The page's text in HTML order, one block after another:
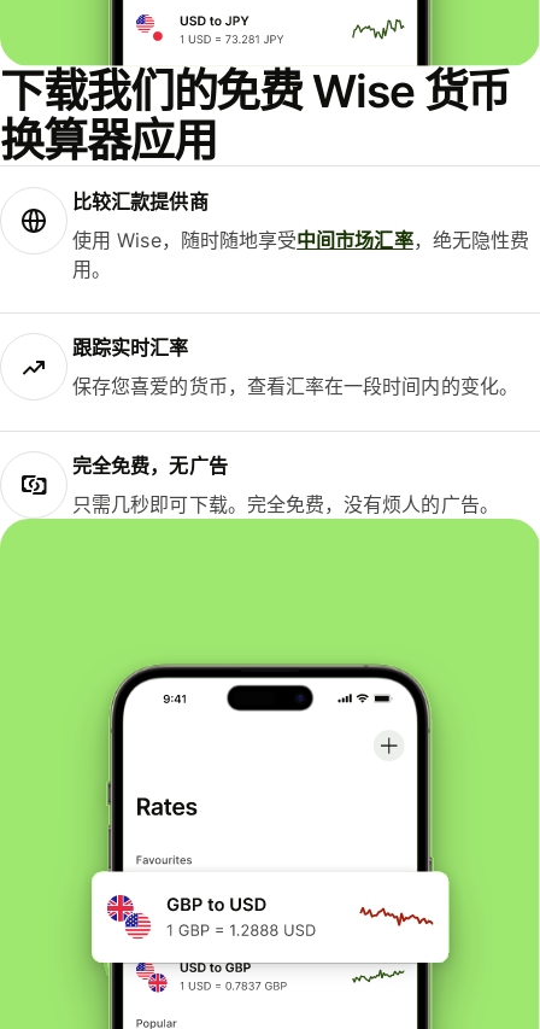
下载我们的免费 Wise 货币
换算器应用
比较汇款提供商
使用 Wise，随时随地享受中间市场汇率，绝无隐性费
用。
跟踪实时汇率
保存您喜爱的货币，查看汇率在一段时间内的变化。
完全免费，无广告
只需几秒即可下载。完全免费，没有烦人的广告。